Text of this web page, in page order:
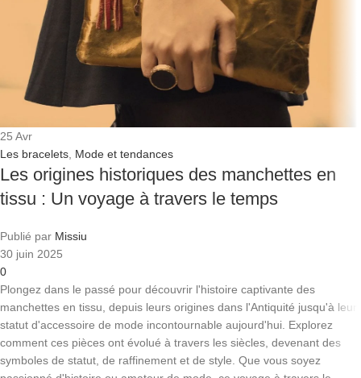
25 Avr
Les bracelets Mode et tendances
Les origines historiques des manchettes en
tissu : Un voyage à travers le temps
Publié par Missiu
30 juin 2025
0
Plongez dans le passé pour découvrir l'histoire captivante des
manchettes en tissu, depuis leurs origines dans l'Antiquité jusqu'à leur
statut d'accessoire de mode incontournable aujourd'hui. Explorez
comment ces pièces ont évolué à travers les siècles, devenant des
symboles de statut, de raffinement et de style. Que vous soyez